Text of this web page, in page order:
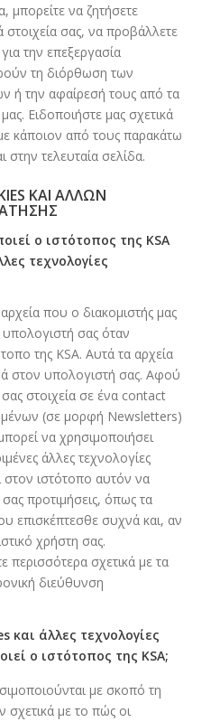
να ζητήσετε
σας, να προβάλλετε
την επεξεργασία
τη διόρθωση των
ή την αφαίρεσή τους από τα
Ειδοποιήστε μας σχετικά
κάποιον από τους παρακάτω
τελευταία σελίδα.
ΚΑΙ ΑΛΛΩΝ
ο ιστότοπος της KSA
τεχνολογίες
που ο διακομιστής μας
υπολογιστή σας όταν
της KSA. Αυτά τα αρχεία
στον υπολογιστή σας. Αφού
στοιχεία σε ένα contact
(σε μορφή Newsletters)
να χρησιμοποιήσει
άλλες τεχνολογίες
στον ιστότοπο αυτόν να
προτιμήσεις, όπως τα
επισκέπτεσθε συχνά και, αν
χρήστη σας.
περισσότερα σχετικά με τα
διεύθυνση
και άλλες τεχνολογίες
ο ιστότοπος της KSA;
με σκοπό τη
με το πώς οι